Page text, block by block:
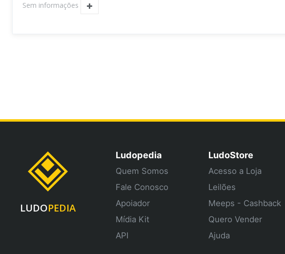
Sem informações
LUDOPEDIA
Ludopedia
Quem Somos
Fale Conosco
Apoiador
Mídia Kit
API
LudoStore
Acesso a Loja
Leilões
Meeps - Cashback
Quero Vender
Ajuda